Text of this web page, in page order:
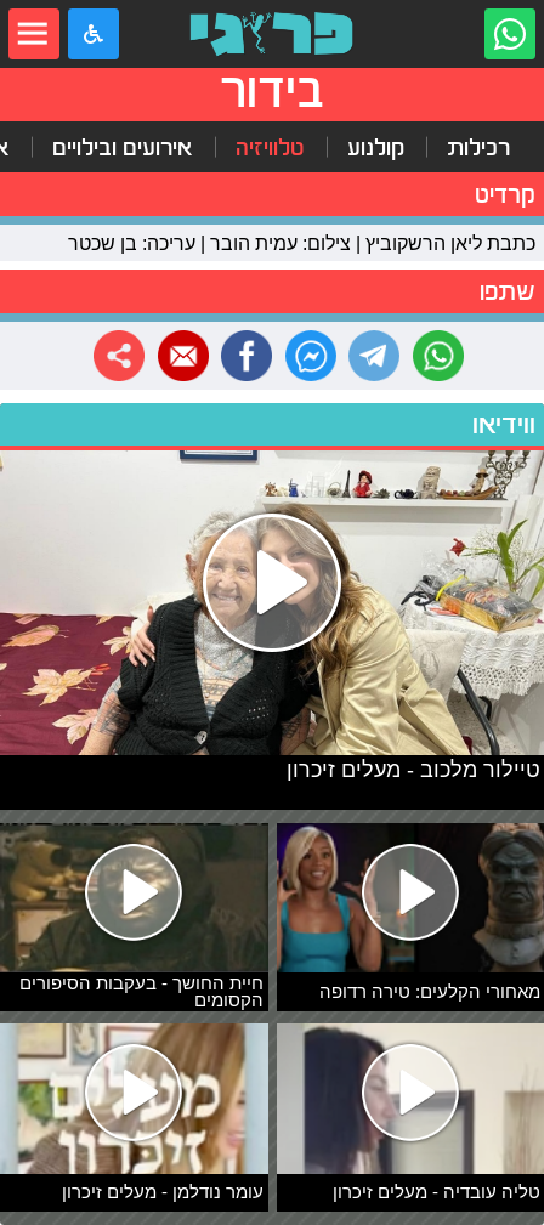
בידור
רכילות קולנוע טלוויזיה אירועים ובילויים
קרדיט
כתבת ליאן הרשקוביץ | צילום: עמית הובר | עריכה: בן שכטר
שתפו
ווידיאו
מאחורי הקלעים: טירה רדופה
חיית החושך - בעקבות הסיפורים
הקסומים
טליה עובדיה - מעלים זיכרון עומר נודלמן - מעלים זיכרון
טיילור מלכוב - מעלים זיכרון